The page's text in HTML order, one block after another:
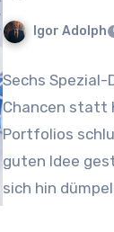
Igor Adolph
Sechs
Chancen statt
Portfolios
guten Idee
sich hin